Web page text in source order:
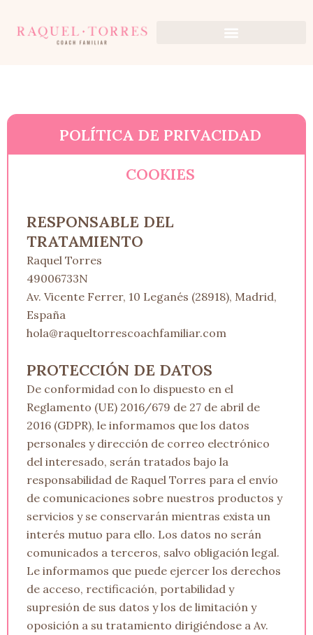
contenido
POLÍTICA DE PRIVACIDAD
COOKIES
RESPONSABLE DEL
TRATAMIENTO
Raquel Torres
49006733N
Av. Vicente Ferrer, 10 Leganés (28918), Madrid,
España
hola@raqueltorrescoachfamiliar.com
PROTECCIÓN DE DATOS
De conformidad con lo dispuesto en el
Reglamento (UE) 2016/679 de 27 de abril de
2016 (GDPR), le informamos que los datos
personales y dirección de correo electrónico
del interesado, serán tratados bajo la
responsabilidad de Raquel Torres para el envío
de comunicaciones sobre nuestros productos y
servicios y se conservarán mientras exista un
interés mutuo para ello. Los datos no serán
comunicados a terceros, salvo obligación legal.
Le informamos que puede ejercer los derechos
de acceso, rectificación, portabilidad y
supresión de sus datos y los de limitación y
oposición a su tratamiento dirigiéndose a Av.